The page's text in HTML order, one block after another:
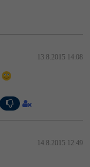
13.8.2015 14:08
14.8.2015 12:49